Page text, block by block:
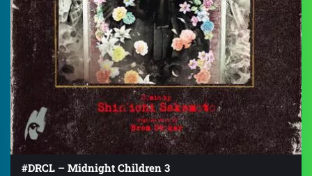
#DRCL – Midnight Children 3